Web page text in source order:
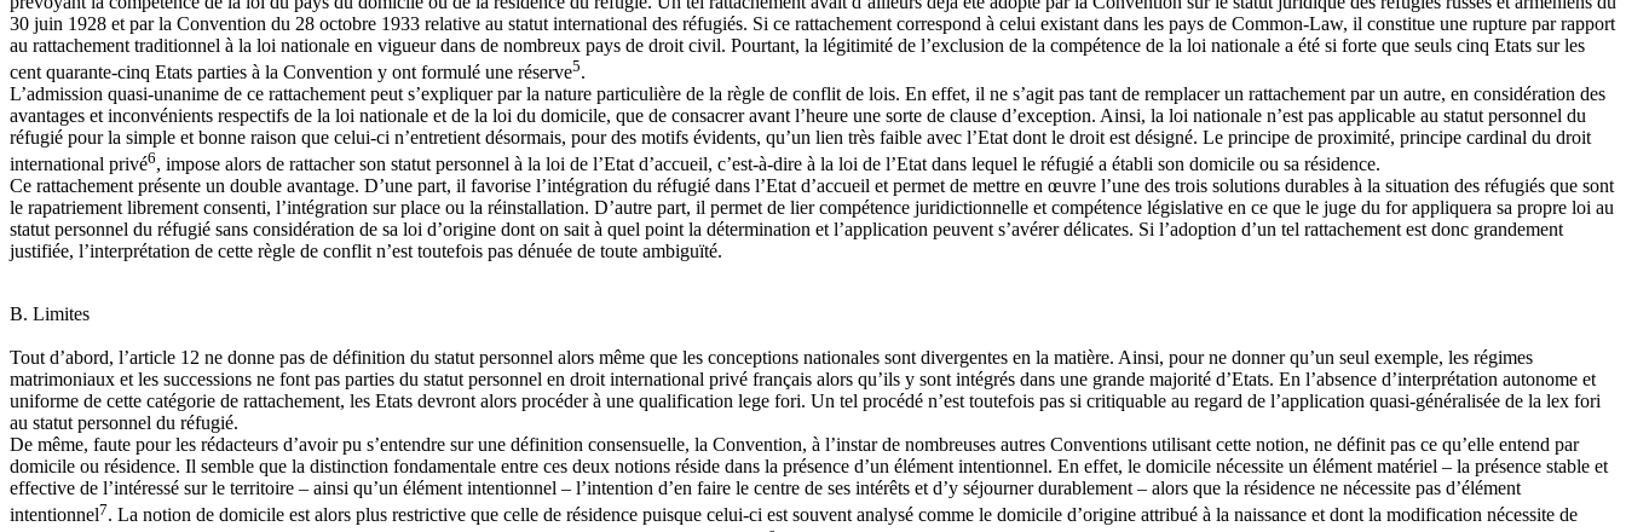
30 juin 1928 et par la Convention du 28 octobre 1933 relative au statut international des réfugiés. Si ce rattachement correspond à celui existant dans les pays de Common-Law, il constitue une rupture par rapport
au rattachement traditionnel à la loi nationale en vigueur dans de nombreux pays de droit civil. Pourtant, la légitimité de l’exclusion de la compétence de la loi nationale a été si forte que seuls cinq Etats sur les
cent quarante-cinq Etats parties à la Convention y ont formulé une réserve5.
L’admission quasi-unanime de ce rattachement peut s’expliquer par la nature particulière de la règle de conflit de lois. En effet, il ne s’agit pas tant de remplacer un rattachement par un autre, en considération des
avantages et inconvénients respectifs de la loi nationale et de la loi du domicile, que de consacrer avant l’heure une sorte de clause d’exception. Ainsi, la loi nationale n’est pas applicable au statut personnel du
réfugié pour la simple et bonne raison que celui-ci n’entretient désormais, pour des motifs évidents, qu’un lien très faible avec l’Etat dont le droit est désigné. Le principe de proximité, principe cardinal du droit
international privé6, impose alors de rattacher son statut personnel à la loi de l’Etat d’accueil, c’est-à-dire à la loi de l’Etat dans lequel le réfugié a établi son domicile ou sa résidence.
Ce rattachement présente un double avantage. D’une part, il favorise l’intégration du réfugié dans l’Etat d’accueil et permet de mettre en œuvre l’une des trois solutions durables à la situation des réfugiés que sont
le rapatriement librement consenti, l’intégration sur place ou la réinstallation. D’autre part, il permet de lier compétence juridictionnelle et compétence législative en ce que le juge du for appliquera sa propre loi au
statut personnel du réfugié sans considération de sa loi d’origine dont on sait à quel point la détermination et l’application peuvent s’avérer délicates. Si l’adoption d’un tel rattachement est donc grandement
justifiée, l’interprétation de cette règle de conflit n’est toutefois pas dénuée de toute ambiguïté.
B. Limites
Tout d’abord, l’article 12 ne donne pas de définition du statut personnel alors même que les conceptions nationales sont divergentes en la matière. Ainsi, pour ne donner qu’un seul exemple, les régimes
matrimoniaux et les successions ne font pas parties du statut personnel en droit international privé français alors qu’ils y sont intégrés dans une grande majorité d’Etats. En l’absence d’interprétation autonome et
uniforme de cette catégorie de rattachement, les Etats devront alors procéder à une qualification lege fori. Un tel procédé n’est toutefois pas si critiquable au regard de l’application quasi-généralisée de la lex fori
au statut personnel du réfugié.
De même, faute pour les rédacteurs d’avoir pu s’entendre sur une définition consensuelle, la Convention, à l’instar de nombreuses autres Conventions utilisant cette notion, ne définit pas ce qu’elle entend par
domicile ou résidence. Il semble que la distinction fondamentale entre ces deux notions réside dans la présence d’un élément intentionnel. En effet, le domicile nécessite un élément matériel – la présence stable et
effective de l’intéressé sur le territoire – ainsi qu’un élément intentionnel – l’intention d’en faire le centre de ses intérêts et d’y séjourner durablement – alors que la résidence ne nécessite pas d’élément
intentionnel7. La notion de domicile est alors plus restrictive que celle de résidence puisque celui-ci est souvent analysé comme le domicile d’origine attribué à la naissance et dont la modification nécessite de